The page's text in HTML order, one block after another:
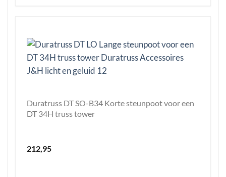
Duratruss DT SO-B34 Korte steunpoot voor een
DT 34H truss tower
212,95